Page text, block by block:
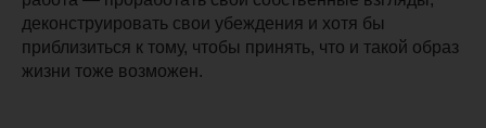
деконструировать свои убеждения и хотя бы
приблизиться к тому, чтобы принять, что и такой образ
жизни тоже возможен.